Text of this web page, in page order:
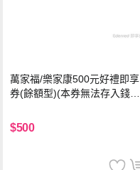
萬家福/樂家康500元好禮即享
券(餘額型)(本券無法存入錢包
$500